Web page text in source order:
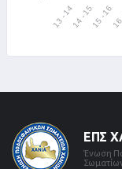
ΕΠΣ
Ένωση